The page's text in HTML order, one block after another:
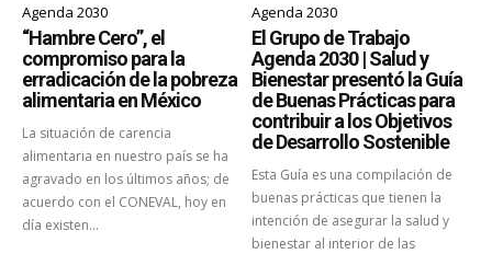
Agenda 2030
“Hambre Cero”, el
compromiso para la
erradicación de la pobreza
alimentaria en México
La situación de carencia
alimentaria en nuestro país se ha
agravado en los últimos años; de
acuerdo con el CONEVAL, hoy en
día existen...
Agenda 2030
El Grupo de Trabajo
Agenda 2030 | Salud y
Bienestar presentó la Guía
de Buenas Prácticas para
contribuir a los Objetivos
de Desarrollo Sostenible
Esta Guía es una compilación de
buenas prácticas que tienen la
intención de asegurar la salud y
bienestar al interior de las